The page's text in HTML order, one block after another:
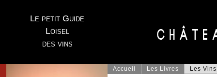
Le petit Guide
Loisel
des vins
Accueil Les Livres Les Vins